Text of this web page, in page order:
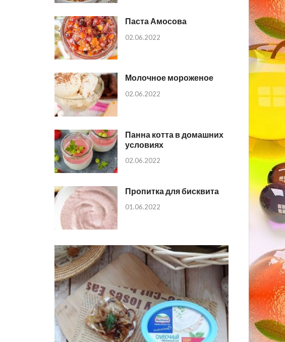
Паста Амосова
02.06.2022
Молочное мороженое
02.06.2022
Панна котта в домашних
условиях
02.06.2022
Пропитка для бисквита
01.06.2022